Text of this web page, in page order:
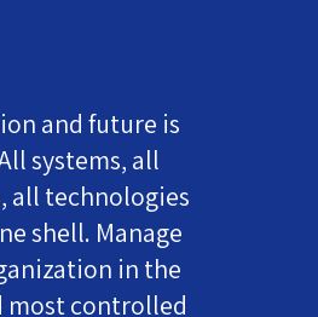
and future is
systems, all
all technologies
shell. Manage
in the
most controlled